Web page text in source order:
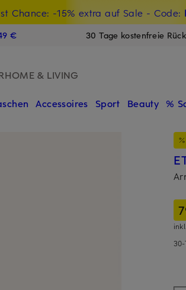
Chance: -15% extra auf Sale - Code:
Willkommensgutschein mit Beyond
€ 30 Tage kostenfreie
HOME & LIVING
Accessoires Sport Beauty %
30-